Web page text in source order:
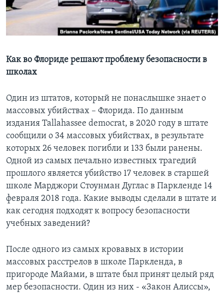
Learning English
Как во Флориде решают проблему безопасности в
школах
Один из штатов, который не понаслышке знает о
массовых убийствах – Флорида. По данным
издания Tallahassee democrat, в 2020 году в штате
сообщили о 34 массовых убийствах, в результате
которых 26 человек погибли и 133 были ранены.
Одной из самых печально известных трагедий
прошлого является убийство 17 человек в старшей
школе Марджори Стоунман Дуглас в Паркленде 14
февраля 2018 года. Какие выводы сделали в штате и
как сегодня подходят к вопросу безопасности
учебных заведений?
После одного из самых кровавых в истории
массовых расстрелов в школе Паркленда, в
пригороде Майами, в штате был принят целый ряд
мер безопасности. Один из них - «Закон Алиссы»,